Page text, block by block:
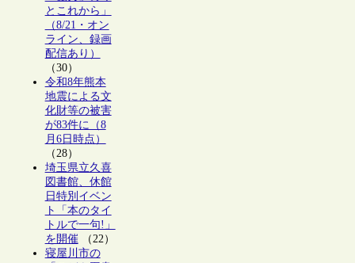
とこれから」
（8/21・オン
ライン、録画
配信あり）
（30）
令和8年熊本
地震による文
化財等の被害
が83件に（8
月6日時点）
（28）
埼玉県立久喜
図書館、休館
日特別イベン
ト「本のタイ
トルで一句!」
を開催（22）
寝屋川市の